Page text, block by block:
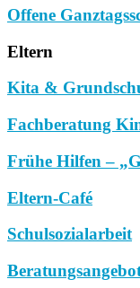
Offene
Eltern
Kita &
Fachberatung
Frühe Hilfen –
Eltern-Café
Schulsozialarbeit